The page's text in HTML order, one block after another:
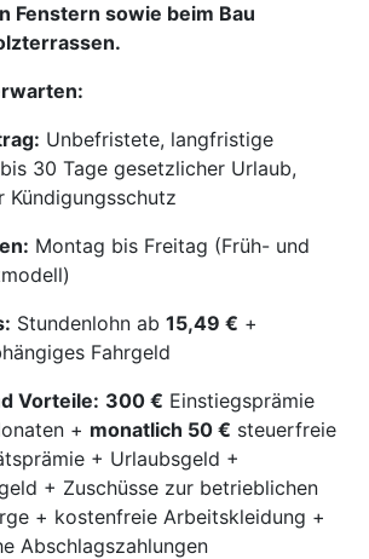
Fenstern sowie beim Bau
Unbefristete, langfristige
30 Tage gesetzlicher Urlaub,
Kündigungsschutz
Montag bis Freitag (Früh- und
Stundenlohn ab 15,49 € +
Fahrgeld
Vorteile: 300 € Einstiegsprämie
+ monatlich 50 € steuerfreie
+ Urlaubsgeld +
+ Zuschüsse zur betrieblichen
+ kostenfreie Arbeitskleidung +
Abschlagszahlungen